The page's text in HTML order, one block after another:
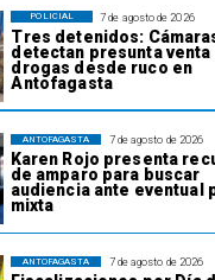
7 de agosto de 2026
Tres detenidos:
detectan presunta venta
drogas desde ruco en
Antofagasta
POLICIAL
7 de agosto de 2026
Karen Rojo presenta
de amparo para buscar
audiencia ante eventual
mixta
ANTOFAGASTA
7 de agosto de 2026
ANTOFAGASTA